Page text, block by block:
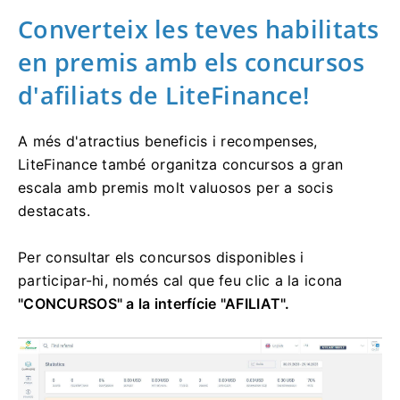
Converteix les teves habilitats
en premis amb els concursos
d'afiliats de LiteFinance!
A més d'atractius beneficis i recompenses,
LiteFinance també organitza concursos a gran
escala amb premis molt valuosos per a socis
destacats.
Per consultar els concursos disponibles i
participar-hi, només cal que feu clic a la icona
"CONCURSOS" a la interfície "AFILIAT".